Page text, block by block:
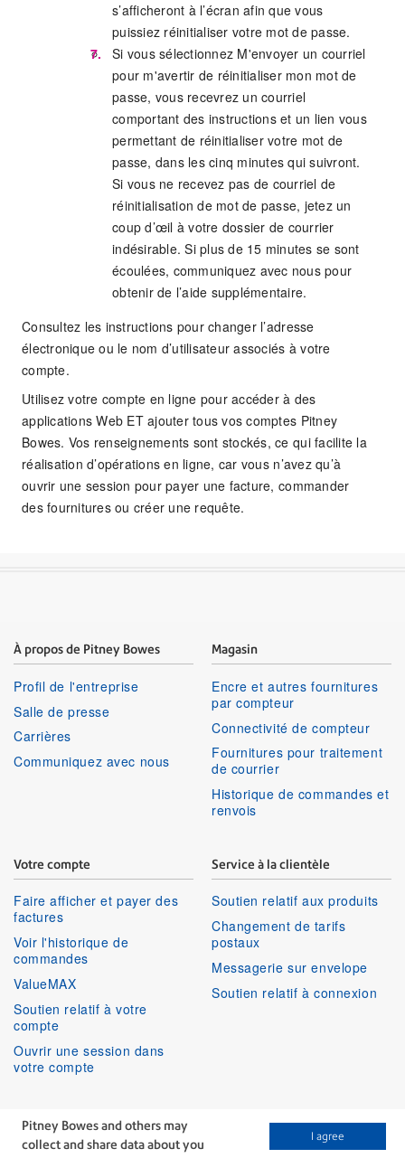
Pitney Bowes and others may
collect and share data about you
I agree
s’afficheront à l’écran afin que vous
puissiez réinitialiser votre mot de passe.
Si vous sélectionnez M'envoyer un courriel
pour m'avertir de réinitialiser mon mot de
passe, vous recevrez un courriel
comportant des instructions et un lien vous
permettant de réinitialiser votre mot de
passe, dans les cinq minutes qui suivront.
Si vous ne recevez pas de courriel de
réinitialisation de mot de passe, jetez un
coup d’œil à votre dossier de courrier
indésirable. Si plus de 15 minutes se sont
écoulées, communiquez avec nous pour
obtenir de l’aide supplémentaire.
Consultez les instructions pour changer l’adresse
électronique ou le nom d’utilisateur associés à votre
compte.
Utilisez votre compte en ligne pour accéder à des
applications Web ET ajouter tous vos comptes Pitney
Bowes. Vos renseignements sont stockés, ce qui facilite la
réalisation d’opérations en ligne, car vous n’avez qu’à
ouvrir une session pour payer une facture, commander
des fournitures ou créer une requête.
À propos de Pitney Bowes
Profil de l'entreprise
Salle de presse
Carrières
Communiquez avec nous
Magasin
Encre et autres fournitures
par compteur
Connectivité de compteur
Fournitures pour traitement
de courrier
Historique de commandes et
renvois
Votre compte
Faire afficher et payer des
factures
Voir l'historique de
commandes
ValueMAX
Soutien relatif à votre
compte
Ouvrir une session dans
votre compte
Service à la clientèle
Soutien relatif aux produits
Changement de tarifs
postaux
Messagerie sur envelope
Soutien relatif à connexion
Services aux entreprises Suivez-nous
Facebook
Linkedin